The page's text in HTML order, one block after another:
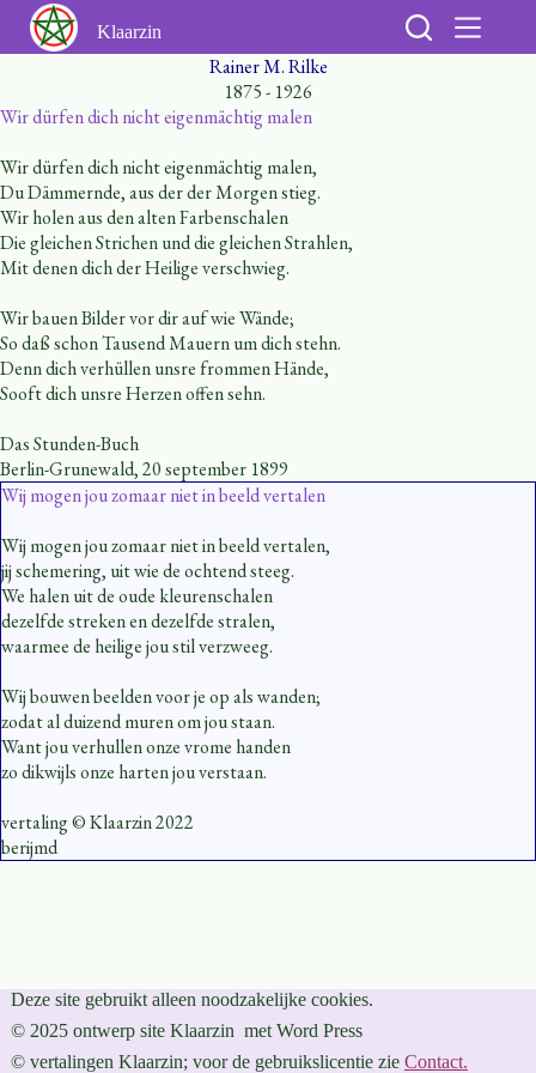
naar
de
Klaarzin
Rainer M. Rilke
1875 - 1926
Wir dürfen dich nicht eigenmächtig malen
Wir dürfen dich nicht eigenmächtig malen,
Du Dämmernde, aus der der Morgen stieg.
Wir holen aus den alten Farbenschalen
Die gleichen Strichen und die gleichen Strahlen,
Mit denen dich der Heilige verschwieg.
Wir bauen Bilder vor dir auf wie Wände;
So daß schon Tausend Mauern um dich stehn.
Denn dich verhüllen unsre frommen Hände,
Sooft dich unsre Herzen offen sehn.
Das Stunden-Buch
Berlin-Grunewald, 20 september 1899
Wij mogen jou zomaar niet in beeld vertalen
Wij mogen jou zomaar niet in beeld vertalen,
jij schemering, uit wie de ochtend steeg.
We halen uit de oude kleurenschalen
dezelfde streken en dezelfde stralen,
waarmee de heilige jou stil verzweeg.
Wij bouwen beelden voor je op als wanden;
zodat al duizend muren om jou staan.
Want jou verhullen onze vrome handen
zo dikwijls onze harten jou verstaan.
vertaling © Klaarzin 2022
berijmd
Deze site gebruikt alleen noodzakelijke cookies.
© 2025 ontwerp site Klaarzin met Word Press
© vertalingen Klaarzin; voor de gebruikslicentie zie Contact.